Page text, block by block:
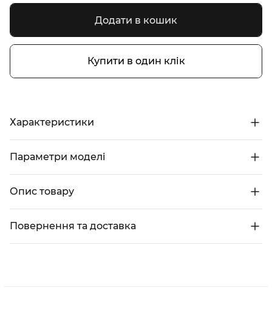
Додати в кошик
Купити в один клік
Характеристики
Параметри моделі
Опис товару
Повернення та доставка